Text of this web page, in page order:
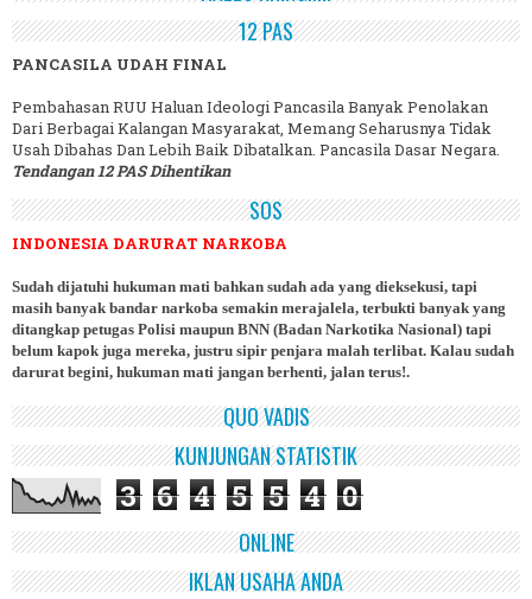
12 PAS
PANCASILA UDAH FINAL
Pembahasan RUU Haluan Ideologi Pancasila Banyak Penolakan
Dari Berbagai Kalangan Masyarakat, Memang Seharusnya Tidak
Usah Dibahas Dan Lebih Baik Dibatalkan. Pancasila Dasar Negara.
Tendangan 12 PAS Dihentikan
SOS
INDONESIA DARURAT NARKOBA
Sudah dijatuhi hukuman mati bahkan sudah ada yang dieksekusi, tapi
masih banyak bandar narkoba semakin merajalela, terbukti banyak yang
ditangkap petugas Polisi maupun BNN (Badan Narkotika Nasional) tapi
belum kapok juga mereka, justru sipir penjara malah terlibat. Kalau sudah
darurat begini, hukuman mati jangan berhenti, jalan terus!.
QUO VADIS
KUNJUNGAN STATISTIK
3 6 4 5 5 4 0
ONLINE
IKLAN USAHA ANDA